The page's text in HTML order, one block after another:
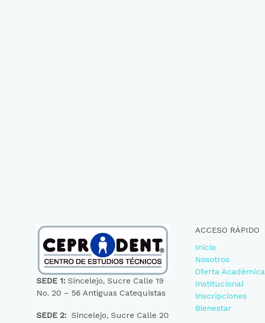
SEDE 1: Sincelejo, Sucre Calle 19
No. 20 – 56 Antiguas Catequistas
SEDE 2: Sincelejo, Sucre Calle 20
ACCESO RÁPIDO
Inicio
Nosotros
Oferta Académica
Institucional
Inscripciones
Bienestar